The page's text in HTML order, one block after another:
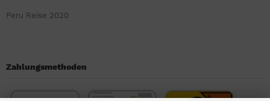
Peru Reise 2020
Zahlungsmethoden